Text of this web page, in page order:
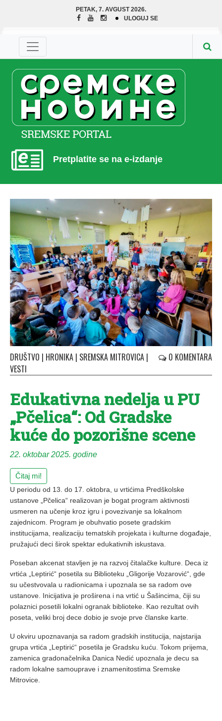
PETAK, 7. AVGUST 2026.
ULOGUJ SE
Pretplatite se na e-izdanje
DRUŠTVO | HRONIKA | SREMSKA MITROVICA |
VESTI
0 KOMENTARA
Edukativna nedelja u PU
„Pčelica“: Od Gradske
kuće do pozorišne scene
22. oktobar 2025. godine
Čitaj mi!
U periodu od 13. do 17. oktobra, u vrtićima Predškolske
ustanove „Pčelica“ realizovan je bogat program aktivnosti
usmeren na učenje kroz igru i povezivanje sa lokalnom
zajednicom. Program je obuhvatio posete gradskim
institucijama, realizaciju tematskih projekata i kulturne događaje,
pružajući deci širok spektar edukativnih iskustava.
Poseban akcenat stavljen je na razvoj čitalačke kulture. Deca iz
vrtića „Leptirić“ posetila su Biblioteku „Gligorije Vozarović“, gde
su učestvovala u radionicama i upoznala se sa radom ove
ustanove. Inicijativa je proširena i na vrtić u Šašincima, čiji su
polaznici posetili lokalni ogranak biblioteke. Kao rezultat ovih
poseta, veliki broj dece dobio je svoje prve članske karte.
U okviru upoznavanja sa radom gradskih institucija, najstarija
grupa vrtića „Leptirić“ posetila je Gradsku kuću. Tokom prijema,
zamenica gradonačelnika Danica Nedić upoznala je decu sa
radom lokalne samouprave i znamenitostima Sremske
Mitrovice.